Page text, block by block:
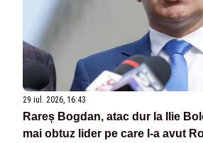
29 iul. 2026, 16:43
Rareș Bogdan, atac dur la Ilie
mai obtuz lider pe care l-a avut